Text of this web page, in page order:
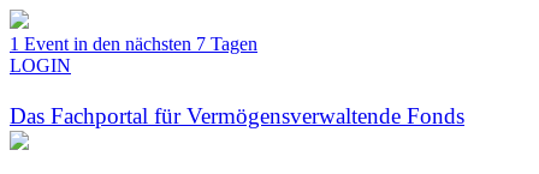
1 Event in den nächsten 7 Tagen
LOGIN
Das Fachportal für Vermögensverwaltende Fonds